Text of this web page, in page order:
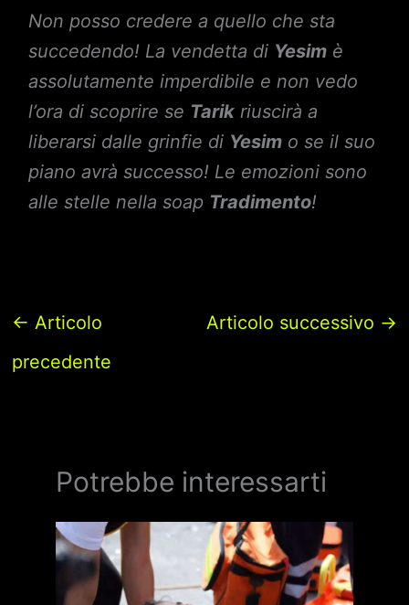
Non posso credere a quello che sta
succedendo! La vendetta di Yesimè
assolutamente imperdibile e non vedo
l’ora di scoprire se Tarikriuscirà a
liberarsi dalle grinfie di Yesimo se il suo
piano avrà successo! Le emozioni sono
alle stelle nella soap Tradimento!
← Articolo
precedente
Articolo successivo →
Potrebbe interessarti